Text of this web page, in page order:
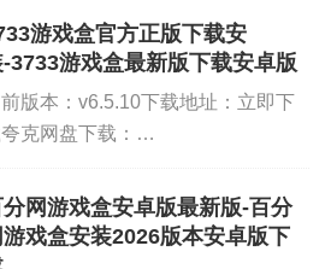
盘下载：http://pan.quark.cn/s...
游戏盒官方正版下载安
3733游戏盒最新版下载安卓版
版本：v6.5.10下载地址：立即下
克网盘下载：
盒是一款提供BT游戏、满V游戏、
游戏、折扣手游等供玩家下载的...
网游戏盒安卓版最新版-百分
游戏盒安装2026版本安卓版下